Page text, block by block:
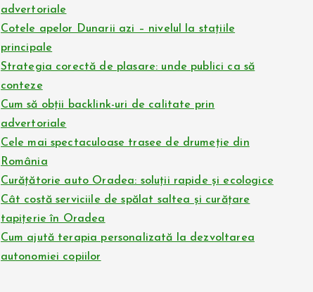
advertoriale
Cotele apelor Dunarii azi – nivelul la stațiile
principale
Strategia corectă de plasare: unde publici ca să
conteze
Cum să obții backlink-uri de calitate prin
advertoriale
Cele mai spectaculoase trasee de drumeție din
România
Curățătorie auto Oradea: soluții rapide și ecologice
Cât costă serviciile de spălat saltea și curățare
tapițerie în Oradea
Cum ajută terapia personalizată la dezvoltarea
autonomiei copiilor